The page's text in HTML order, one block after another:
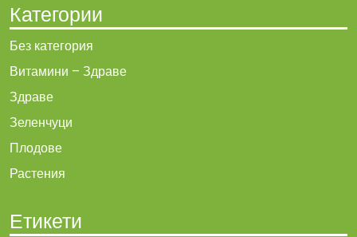
Категории
Без категория
Витамини – Здраве
Здраве
Зеленчуци
Плодове
Растения
Етикети